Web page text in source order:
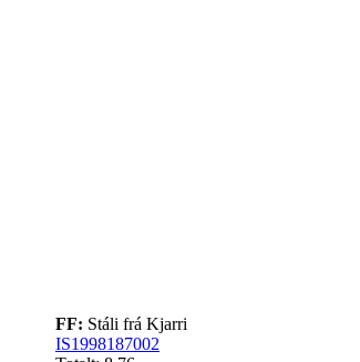
FF: Stáli frá Kjarri
IS1998187002